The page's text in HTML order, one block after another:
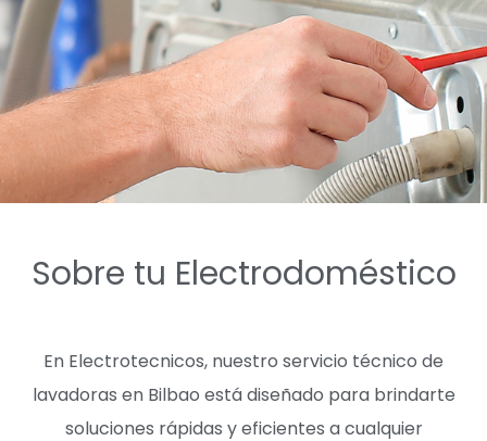
Sobre tu Electrodoméstico
En Electrotecnicos, nuestro servicio técnico de
lavadoras en Bilbao está diseñado para brindarte
soluciones rápidas y eficientes a cualquier